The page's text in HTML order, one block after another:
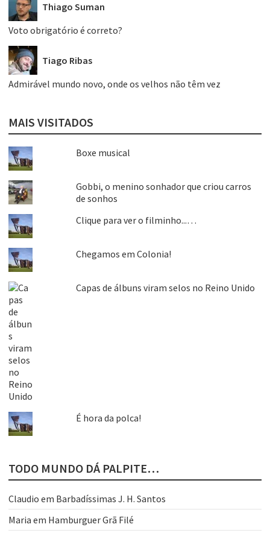
Thiago Suman
Voto obrigatório é correto?
Tiago Ribas
Admirável mundo novo, onde os velhos não têm vez
MAIS VISITADOS
Boxe musical
Gobbi, o menino sonhador que criou carros
de sonhos
Clique para ver o filminho...…
Chegamos em Colonia!
Capas de álbuns viram selos no Reino Unido
É hora da polca!
TODO MUNDO DÁ PALPITE…
Claudio em Barbadíssimas J. H. Santos
Maria em Hamburguer Grã Filé